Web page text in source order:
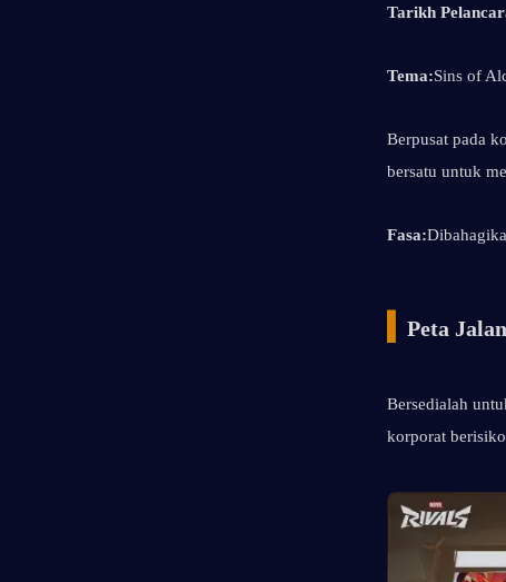
Tarikh
Tema:Sins of
Berpusat pada
bersatu untuk
Fasa:
Peta
Bersedialah
korporat